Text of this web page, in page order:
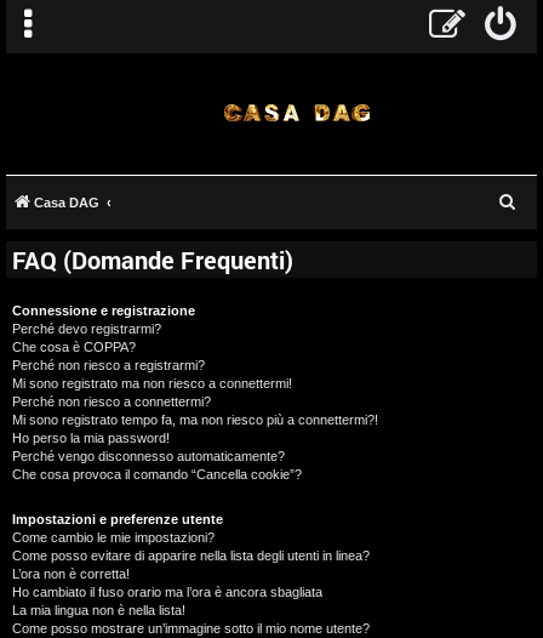
Casa DAG
FAQ (Domande Frequenti)
Connessione e registrazione
Perché devo registrarmi?
Che cosa è COPPA?
Perché non riesco a registrarmi?
Mi sono registrato ma non riesco a connettermi!
Perché non riesco a connettermi?
Mi sono registrato tempo fa, ma non riesco più a connettermi?!
Ho perso la mia password!
Perché vengo disconnesso automaticamente?
Che cosa provoca il comando “Cancella cookie”?
Impostazioni e preferenze utente
Come cambio le mie impostazioni?
Come posso evitare di apparire nella lista degli utenti in linea?
L’ora non è corretta!
Ho cambiato il fuso orario ma l’ora è ancora sbagliata
La mia lingua non è nella lista!
Come posso mostrare un’immagine sotto il mio nome utente?